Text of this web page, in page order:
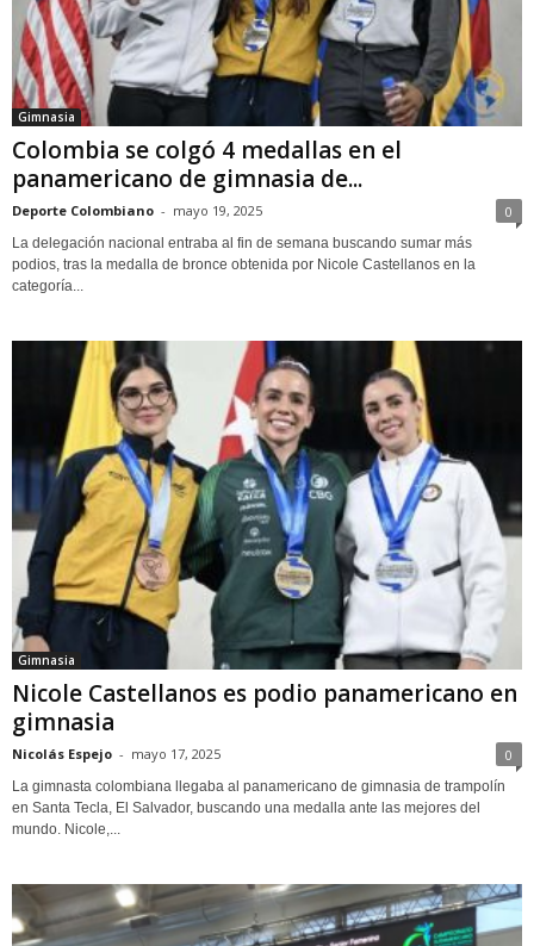
Gimnasia
Colombia se colgó 4 medallas en el
panamericano de gimnasia de...
Deporte Colombiano - mayo 19, 2025 0
La delegación nacional entraba al fin de semana buscando sumar más
podios, tras la medalla de bronce obtenida por Nicole Castellanos en la
categoría...
Gimnasia
Nicole Castellanos es podio panamericano en
gimnasia
Nicolás Espejo - mayo 17, 2025 0
La gimnasta colombiana llegaba al panamericano de gimnasia de trampolín
en Santa Tecla, El Salvador, buscando una medalla ante las mejores del
mundo. Nicole,...